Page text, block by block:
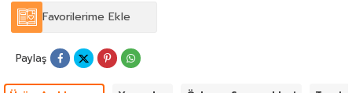
Favorilerime Ekle
Paylaş